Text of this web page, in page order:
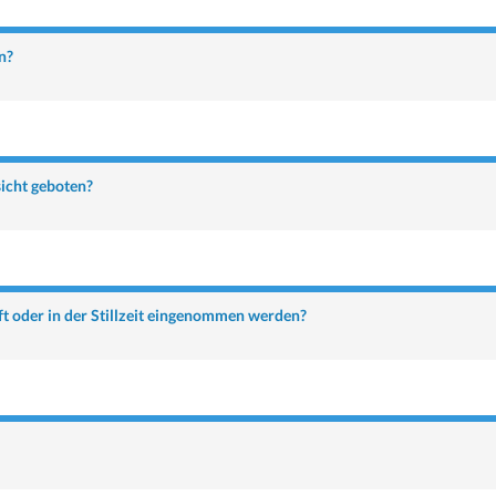
geboten?
oder in der Stillzeit eingenommen werden?